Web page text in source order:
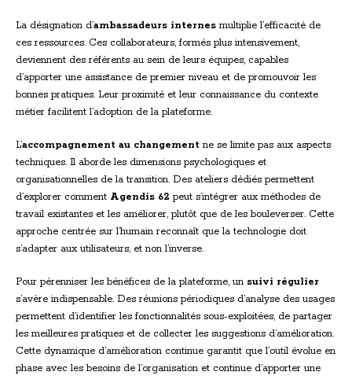
La désignation d’ambassadeurs internes multiplie l’efficacité de
ces ressources. Ces collaborateurs, formés plus intensivement,
deviennent des référents au sein de leurs équipes, capables
d’apporter une assistance de premier niveau et de promouvoir les
bonnes pratiques. Leur proximité et leur connaissance du contexte
métier facilitent l’adoption de la plateforme.
L’accompagnement au changement ne se limite pas aux aspects
techniques. Il aborde les dimensions psychologiques et
organisationnelles de la transition. Des ateliers dédiés permettent
d’explorer comment Agendis 62 peut s’intégrer aux méthodes de
travail existantes et les améliorer, plutôt que de les bouleverser. Cette
approche centrée sur l’humain reconnaît que la technologie doit
s’adapter aux utilisateurs, et non l’inverse.
Pour pérenniser les bénéfices de la plateforme, un suivi régulier
s’avère indispensable. Des réunions périodiques d’analyse des usages
permettent d’identifier les fonctionnalités sous-exploitées, de partager
les meilleures pratiques et de collecter les suggestions d’amélioration.
Cette dynamique d’amélioration continue garantit que l’outil évolue en
phase avec les besoins de l’organisation et continue d’apporter une